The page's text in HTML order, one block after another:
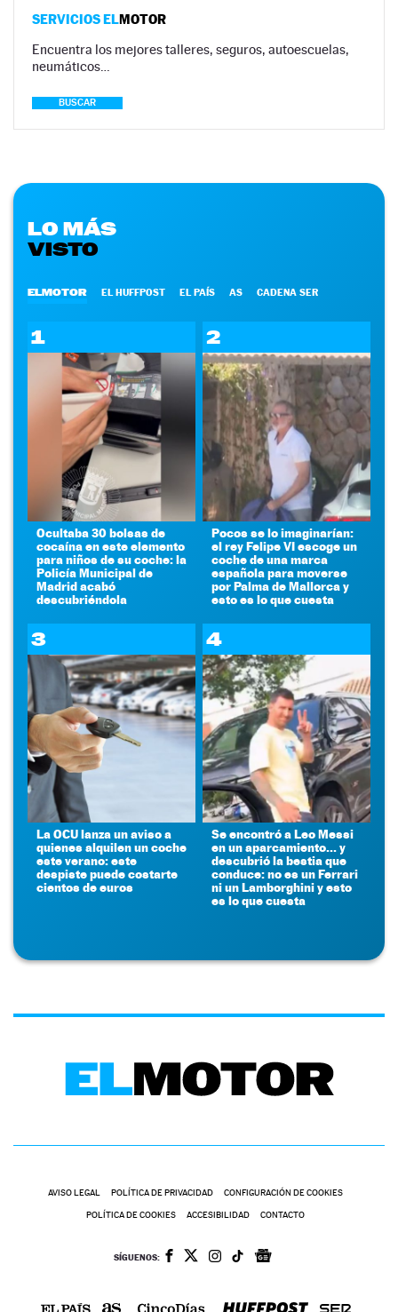
SERVICIOS ELMOTOR
Encuentra los mejores talleres, seguros, autoescuelas,
neumáticos…
BUSCAR
LO MÁS
VISTO
ELMOTOR EL HUFFPOST EL PAÍS AS CADENA SER
1
Ocultaba 30 bolsas de
cocaína en este elemento
para niños de su coche: la
Policía Municipal de
Madrid acabó
descubriéndola
2
Pocos se lo imaginarían:
el rey Felipe VI escoge un
coche de una marca
española para moverse
por Palma de Mallorca y
esto es lo que cuesta
3
La OCU lanza un aviso a
quienes alquilen un coche
este verano: este
despiste puede costarte
cientos de euros
4
Se encontró a Leo Messi
en un aparcamiento... y
descubrió la bestia que
conduce: no es un Ferrari
ni un Lamborghini y esto
es lo que cuesta
AVISO LEGAL POLÍTICA DE PRIVACIDAD CONFIGURACIÓN DE COOKIES
POLÍTICA DE COOKIES ACCESIBILIDAD CONTACTO
SÍGUENOS: